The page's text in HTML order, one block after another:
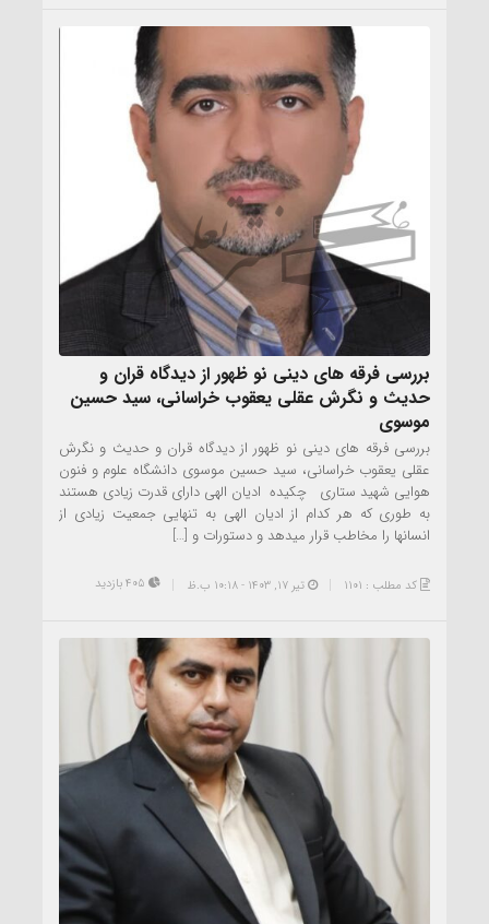
بررسی فرقه های دینی نو ظهور از دیدگاه قران و
حدیث و نگرش عقلی یعقوب خراسانی، سید حسین
موسوی
بررسی فرقه های دینی نو ظهور از دیدگاه قران و حدیث و نگرش
عقلی یعقوب خراسانی، سید حسین موسوی دانشگاه علوم و فنون
هوایی شهید ستاری چکیده ادیان الهی دارای قدرت زیادی هستند
به طوری که هر کدام از ادیان الهی به تنهایی جمعیت زیادی از
انسانها را مخاطب قرار میدهد و دستورات و […]
کد مطلب : 1101 تیر ۱۷, ۱۴۰۳ - 10:18 ب.ظ